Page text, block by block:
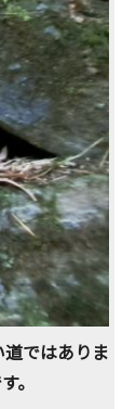
ではありま
。